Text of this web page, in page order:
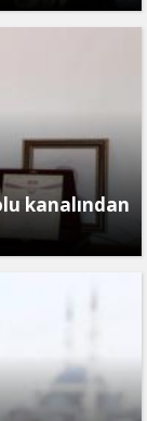
kanalından